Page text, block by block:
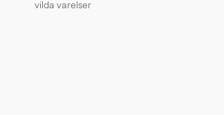
vilda varelser